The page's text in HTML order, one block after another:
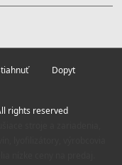
Dopyt
rights reserved